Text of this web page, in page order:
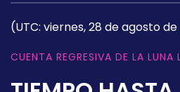
(UTC: viernes, 28 de agosto de
CUENTA REGRESIVA DE LA LUNA